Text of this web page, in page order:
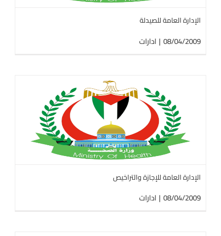
الإدارة العامة للصيدلة
08/04/2009
| ادارات
الإدارة العامة للإجازة والتراخيص
08/04/2009
| ادارات